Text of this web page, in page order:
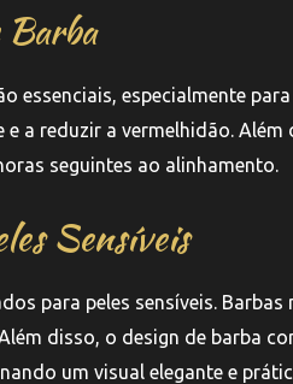
Barba
essenciais, especialmente
a reduzir a vermelhidão.
seguintes ao alinhamento.
Sensíveis
para peles sensíveis.
disso, o design de barba
um visual elegante e